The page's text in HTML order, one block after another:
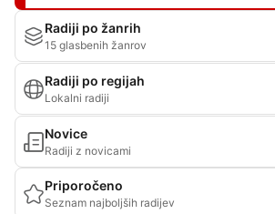
Radiji po žanrih
15 glasbenih žanrov
Radiji po regijah
Lokalni radiji
Novice
Radiji z novicami
Priporočeno
Seznam najboljših radijev